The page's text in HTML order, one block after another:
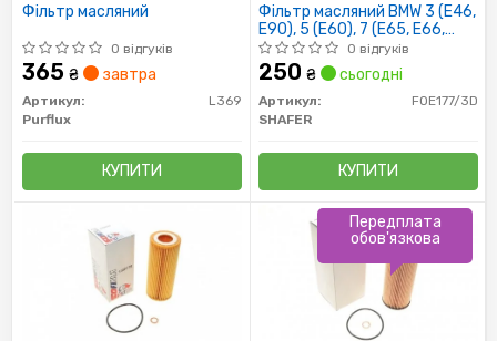
Фільтр масляний
0 відгуків
365 ₴ завтра
Артикул:
L369
Purflux
КУПИТИ
Фільтр масляний BMW 3 (E46,
E90), 5 (E60), 7 (E65, E66,
E67), X3 (E83), X5 (E53,
0 відгуків
250 ₴ сьогодні
Артикул:
FOE177/3D
SHAFER
КУПИТИ
Передплата
обов'язкова